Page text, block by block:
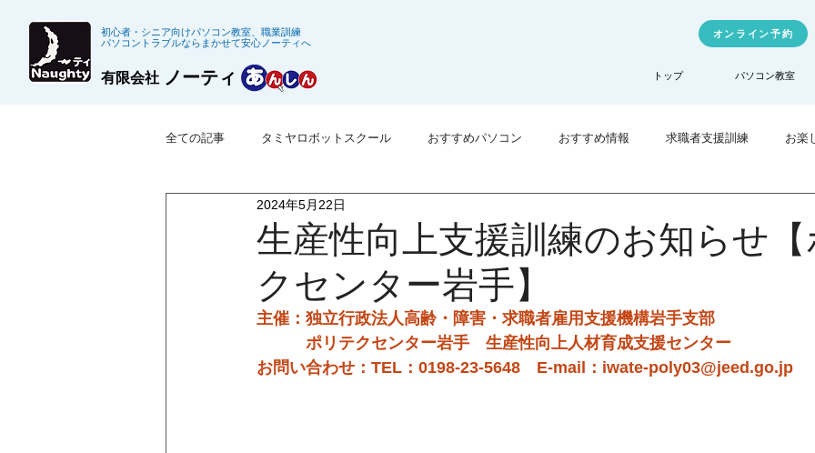
初心者・シニア向けパソコン教室、職業訓練
パソコントラブルならまかせて安心ノーティへ
ノーティ
有限会社
オンライン予約
トップ パソコン教室
全ての記事 タミヤロボットスクール おすすめパソコン おすすめ情報 求職者支援訓練 お楽
※募集終了した職業訓練
生産性向上支援訓練のお知らせ
クセンター岩手】
2024年5月22日
主催：独立行政法人高齢・障害・求職者雇用支援機構岩手支部
ポリテクセンター岩手　生産性向上人材育成支援センター
お問い合わせ：TEL：0198-23-5648　E-mail：iwate-poly03@jeed.go.jp